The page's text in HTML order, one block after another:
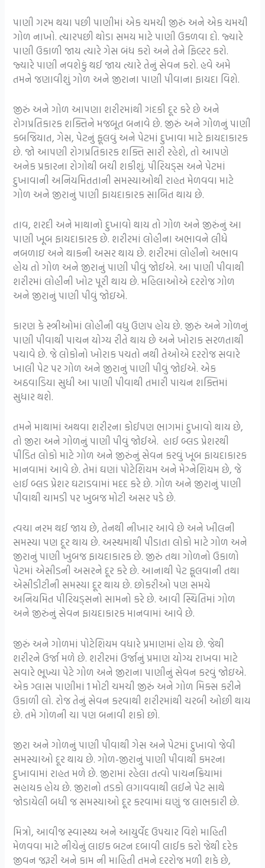
પાણી ગરમ થયા પછી પાણીમાં એક ચમચી જીરું અને એક ચમચી
ગોળ નાખો. ત્યારપછી થોડા સમય માટે પાણી ઉકળવા દો. જ્યારે
પાણી ઉકાળી જાય ત્યારે ગેસ બંધ કરો અને તેને ફિલ્ટર કરો.
જ્યારે પાણી નવશેકું થઈ જાય ત્યારે તેનું સેવન કરો. હવે અમે
તમને જણાવીશું ગોળ અને જીરાના પાણી પીવાના ફાયદા વિશે.
જીરું અને ગોળ આપણા શરીરમાંથી ગંદકી દૂર કરે છે અને
રોગપ્રતિકારક શક્તિને મજબૂત બનાવે છે. જીરું અને ગોળનું પાણી
કબજિયાત, ગેસ, પેટનું ફૂલવું અને પેટમાં દુખાવા માટે ફાયદાકારક
છે. જો આપણી રોગપ્રતિકારક શક્તિ સારી રહેશે, તો આપણે
અનેક પ્રકારના રોગોથી બચી શકીશું. પીરિયડ્સ અને પેટમાં
દુખાવાની અનિયમિતતાની સમસ્યાઓથી રાહત મેળવવા માટે
ગોળ અને જીરાનું પાણી ફાયદાકારક સાબિત થાય છે.
તાવ, શરદી અને માથાનો દુખાવો થાય તો ગોળ અને જીરુંનું આ
પાણી ખૂબ ફાયદાકારક છે. શરીરમાં લોહીના અભાવને લીધે
નબળાઇ અને થાકની અસર થાય છે. શરીરમાં લોહીનો અભાવ
હોય તો ગોળ અને જીરાનું પાણી પીવું જોઈએ. આ પાણી પીવાથી
શરીરમાં લોહીની ખોટ પૂરી થાય છે. મહિલાઓએ દરરોજ ગોળ
અને જીરાનું પાણી પીવું જોઇએ.
કારણ કે સ્ત્રીઓમાં લોહીની વધુ ઉણપ હોય છે. જીરું અને ગોળનું
પાણી પીવાથી પાચન યોગ્ય રીતે થાય છે અને ખોરાક સરળતાથી
પચાવે છે. જે લોકોનો ખોરાક પચતો નથી તેઓએ દરરોજ સવારે
ખાલી પેટ પર ગોળ અને જીરાનું પાણી પીવું જોઈએ. એક
અઠવાડિયા સુધી આ પાણી પીવાથી તમારી પાચન શક્તિમાં
સુધાર થશે.
તમને માથામાં અથવા શરીરના કોઈપણ ભાગમાં દુખાવો થાય છે,
તો જીરા અને ગોળનું પાણી પીવું જોઈએ. હાઈ બ્લડ પ્રેશરથી
પીડિત લોકો માટે ગોળ અને જીરુંનું સેવન કરવું ખૂબ ફાયદાકારક
માનવામાં આવે છે. તેમાં ઘણાં પોટેશિયમ અને મેગ્નેશિયમ છે, જે
હાઈ બ્લડ પ્રેશર ઘટાડવામાં મદદ કરે છે. ગોળ અને જીરાનું પાણી
પીવાથી ચામડી પર ખુબજ મોટી અસર પડે છે.
ત્વચા નરમ થઈ જાય છે, તેનથી નીખાર આવે છે અને ખીલની
સમસ્યા પણ દૂર થાય છે. અસ્થમાથી પીડાતા લોકો માટે ગોળ અને
જીરાનું પાણી ખુબજ ફાયદાકારક છે. જીરું તથા ગોળનો ઉકાળો
પેટમાં એસીડની અસરને દૂર કરે છે. આનાથી પેટ ફૂલવાની તથા
એસીડીટીની સમસ્યા દૂર થાય છે. છોકરીઓ પણ સમયે
અનિયમિત પીરિયડ્સનો સામનો કરે છે. આવી સ્થિતિમાં ગોળ
અને જીરુંનું સેવન ફાયદાકારક માનવામાં આવે છે.
જીરું અને ગોળમાં પોટેશિયમ વધારે પ્રમાણમાં હોય છે. જેથી
શરીરને ઉર્જા મળે છે. શરીરમાં ઉર્જાનું પ્રમાણ યોગ્ય રાખવા માટે
સવારે ભૂખ્યા પેટે ગોળ અને જીરાના પાણીનું સેવન કરવું જોઇએ.
એક ગ્લાસ પાણીમાં 1 મોટી ચમચી જીરું અને ગોળ મિક્સ કરીને
ઉકાળી લો. રોજ તેનું સેવન કરવાથી શરીરમાંથી ચરબી ઓછી થાય
છે. તમે ગોળની ચા પણ બનાવી શકો છો.
જીરા અને ગોળનું પાણી પીવાથી ગેસ અને પેટમાં દુખાવો જેવી
સમસ્યાઓ દૂર થાય છે. ગોળ-જીરાનું પાણી પીવાથી કમરના
દુખાવામાં રાહત મળે છે. જીરામાં રહેલા તત્વો પાચનક્રિયામાં
સહાયક હોય છે. જીરાનો તડકો લગાવવાથી લઈને પેટ સાથે
જોડાયેલી બધી જ સમસ્યાઓ દૂર કરવામાં ઘણું જ લાભકારી છે.
મિત્રો, આવીજ સ્વાસ્થ્ય અને આયુર્વેદ ઉપચાર વિશે માહિતી
મેળવવા માટે નીચેનું લાઇક બટન દબાવી લાઈક કરો જેથી દરેક
જીવન જરૂરી અને કામ ની માહિતી તમને દરરોજ મળી શકે છે,